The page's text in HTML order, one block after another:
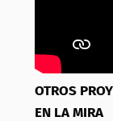
OTROS
EN LA MIRA